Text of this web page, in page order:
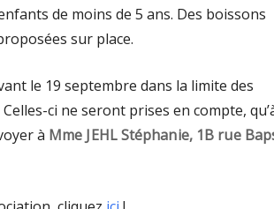
de moins de 5 ans. Des boissons
sur place.
le 19 septembre dans la limite des
Celles-ci ne seront prises en compte,
à Mme JEHL Stéphanie, 1B rue